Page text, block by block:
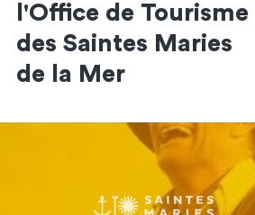
l'Office de Tourisme
des Saintes Maries
de la Mer